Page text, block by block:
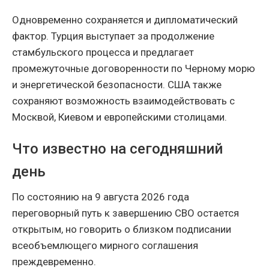
Одновременно сохраняется и дипломатический
фактор. Турция выступает за продолжение
стамбульского процесса и предлагает
промежуточные договоренности по Черному морю
и энергетической безопасности. США также
сохраняют возможность взаимодействовать с
Москвой, Киевом и европейскими столицами.
Что известно на сегодняшний
день
По состоянию на 9 августа 2026 года
переговорный путь к завершению СВО остается
открытым, но говорить о близком подписании
всеобъемлющего мирного соглашения
преждевременно.